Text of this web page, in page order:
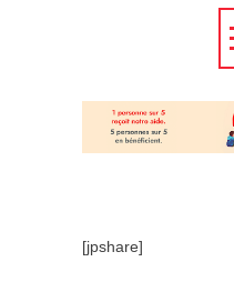
[jpshare]